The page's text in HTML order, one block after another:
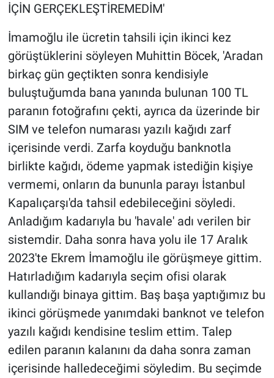
İÇİN GERÇEKLEŞTİREMEDİM'
İmamoğlu ile ücretin tahsili için ikinci kez
görüştüklerini söyleyen Muhittin Böcek, 'Aradan
birkaç gün geçtikten sonra kendisiyle
buluştuğumda bana yanında bulunan 100 TL
paranın fotoğrafını çekti, ayrıca da üzerinde bir
SIM ve telefon numarası yazılı kağıdı zarf
içerisinde verdi. Zarfa koyduğu banknotla
birlikte kağıdı, ödeme yapmak istediğin kişiye
vermemi, onların da bununla parayı İstanbul
Kapalıçarşı'da tahsil edebileceğini söyledi.
Anladığım kadarıyla bu 'havale' adı verilen bir
sistemdir. Daha sonra hava yolu ile 17 Aralık
2023'te Ekrem İmamoğlu ile görüşmeye gittim.
Hatırladığım kadarıyla seçim ofisi olarak
kullandığı binaya gittim. Baş başa yaptığımız bu
ikinci görüşmede yanımdaki banknot ve telefon
yazılı kağıdı kendisine teslim ettim. Talep
edilen paranın kalanını da daha sonra zaman
içerisinde halledeceğimi söyledim. Bu seçimde